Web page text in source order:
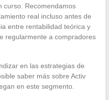
curso. Recomendamos
real incluso antes de
entre rentabilidad teórica y
regularmente a compradores
en las estrategias de
saber más sobre Activ
en este segmento.